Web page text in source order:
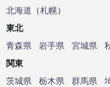
北海道 （札幌）
東北
青森県
岩手県 宮城県
関東
茨城県
栃木県 群馬県